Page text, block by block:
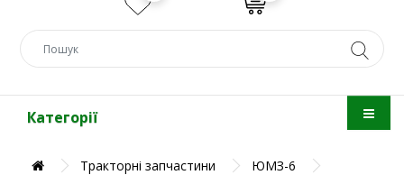
Категорії
Тракторні запчастини
ЮМЗ-6